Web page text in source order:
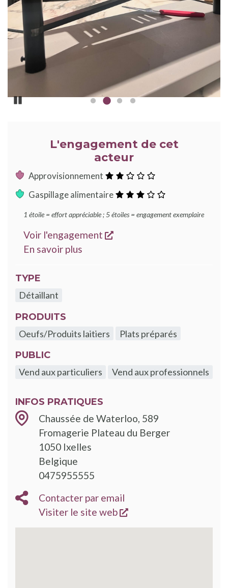
Pause
L'engagement de cet
acteur
Approvisionnement
étoiles
Gaspillage alimentaire
étoiles
1 étoile = effort appréciable ; 5 étoiles = engagement exemplaire
Voir l'engagement
s'ouvre dans une
En savoir plus
TYPE
Détaillant
PRODUITS
Oeufs/Produits laitiers
Plats préparés
PUBLIC
Vend aux particuliers
Vend aux professionnels
INFOS PRATIQUES
Chaussée de Waterloo, 589
Fromagerie Plateau du Berger
1050 Ixelles
Belgique
0475955555
Contacter par email
Visiter le site web
s'ouvre dans une